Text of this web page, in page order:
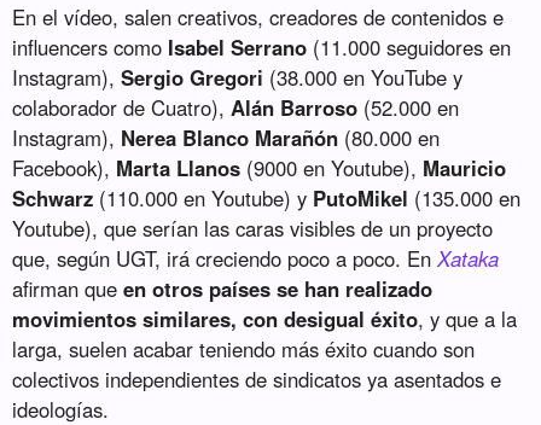
En el vídeo, salen creativos, creadores de contenidos e
influencers como Isabel Serrano (11.000 seguidores en
Instagram),Sergio Gregori (38.000 en YouTube y
colaborador de Cuatro), Alán Barroso (52.000 en
Instagram), Nerea Blanco Marañón (80.000 en
Facebook), Marta Llanos (9000 en Youtube), Mauricio
Schwarz (110.000 en Youtube) y PutoMikel (135.000 en
Youtube), que serían las caras visibles de un proyecto
que, según UGT, irá creciendo poco a poco. EnXataka
afirman queen otros países se han realizado
movimientos similares, con desigual éxito, y que a la
larga, suelen acabar teniendo más éxito cuando son
colectivos independientes de sindicatos ya asentados e
ideologías.